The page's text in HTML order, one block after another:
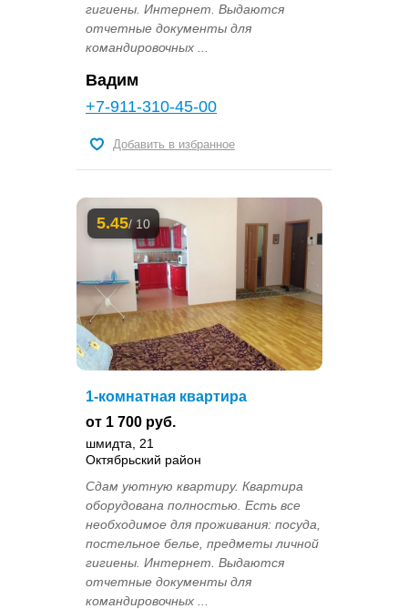
гигиены. Интернет. Выдаются
отчетные документы для
командировочных ...
Вадим
+7-911-310-45-00
Добавить в избранное
5.45/ 10
1-комнатная квартира
от 1 700 руб.
шмидта, 21
Октябрьский район
Сдам уютную квартиру. Квартира
оборудована полностью. Есть все
необходимое для проживания: посуда,
постельное белье, предметы личной
гигиены. Интернет. Выдаются
отчетные документы для
командировочных ...